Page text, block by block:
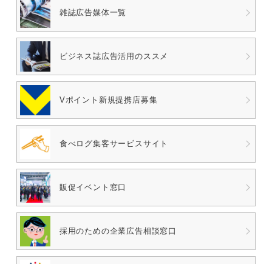
雑誌広告媒体一覧
ビジネス誌広告活用のススメ
Vポイント 新規提携店募集
食べログ集客サービスサイト
販促イベント窓口
採用のための企業広告相談窓口